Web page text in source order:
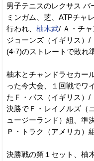
男子テニスのレクサス バ
ミンガム、芝、ATPチャ
行われ、 柚木武/ Ａ・チャ
ジョーンズ（イギリス）/
(4-7)のストレートで敗れ
柚木とチャンドラセカー
った今大会、１回戦でワ
たＦ・バス（イギリス）/
決勝でＦ・レイノルズ（
ュージーランド）組、準
Ｐ・トラク（アメリカ）
決勝戦の第１セット、柚